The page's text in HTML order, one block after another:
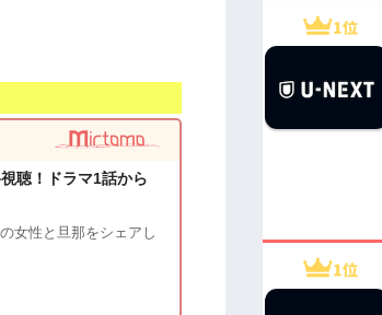
聴！ドラマ1話から
女性と旦那をシェアし